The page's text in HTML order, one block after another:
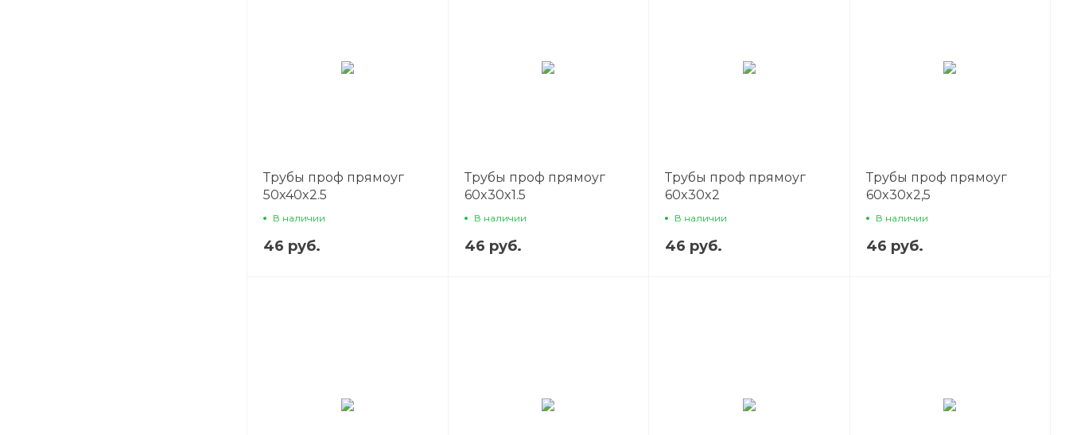
Трубы проф прямоуг
50x40x2.5
В наличии
46 руб.
Трубы проф прямоуг
60x30x1.5
В наличии
46 руб.
Трубы проф прямоуг
60x30x2
В наличии
46 руб.
Трубы проф прямоуг
60x30x2,5
В наличии
46 руб.